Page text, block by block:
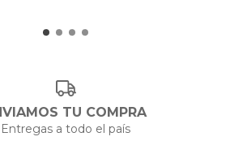
TU COMPRA
Entregas a todo el país